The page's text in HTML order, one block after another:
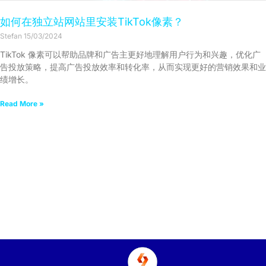
如何在独立站网站里安装TikTok像素？
Stefan 15/03/2024
TikTok 像素可以帮助品牌和广告主更好地理解用户行为和兴趣，优化广
告投放策略，提高广告投放效率和转化率，从而实现更好的营销效果和业
绩增长。
Read More »